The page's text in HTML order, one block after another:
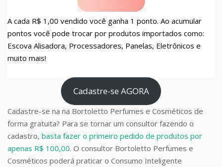
A cada R$ 1,00 vendido você ganha 1 ponto. Ao acumular
pontos você pode trocar por produtos importados como:
Escova Alisadora, Processadores, Panelas, Eletrônicos e
muito mais!
Cadastre-se AGORA
Cadastre-se na na Bortoletto Perfumes e Cosméticos de
forma gratuita? Para se tornar um consultor fazendo o
cadastro, basta fazer o primeiro pedido de produtos por
apenas R$ 100,00. O consultor Bortoletto Perfumes e
Cosméticos poderá praticar o Consumo Inteligente